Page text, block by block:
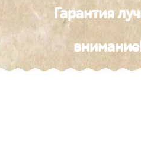
Гарантия